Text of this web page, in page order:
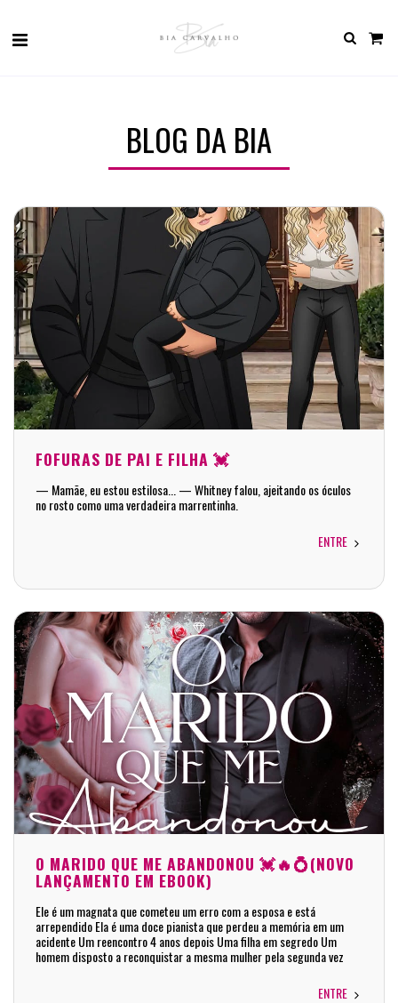
BLOG DA BIA
FOFURAS DE PAI E FILHA 💓
— Mamãe, eu estou estilosa... — Whitney falou, ajeitando os óculos
no rosto como uma verdadeira marrentinha.
ENTRE
O MARIDO QUE ME ABANDONOU 💓🔥💍(NOVO
LANÇAMENTO EM EBOOK)
Ele é um magnata que cometeu um erro com a esposa e está
arrependido Ela é uma doce pianista que perdeu a memória em um
acidente Um reencontro 4 anos depois Uma filha em segredo Um
homem disposto a reconquistar a mesma mulher pela segunda vez
ENTRE